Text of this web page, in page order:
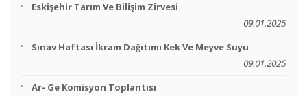
Eskişehir Tarım Ve Bilişim Zirvesi
09.01.2025
Sınav Haftası İkram Dağıtımı Kek Ve Meyve Suyu
09.01.2025
Ar- Ge Komisyon Toplantısı